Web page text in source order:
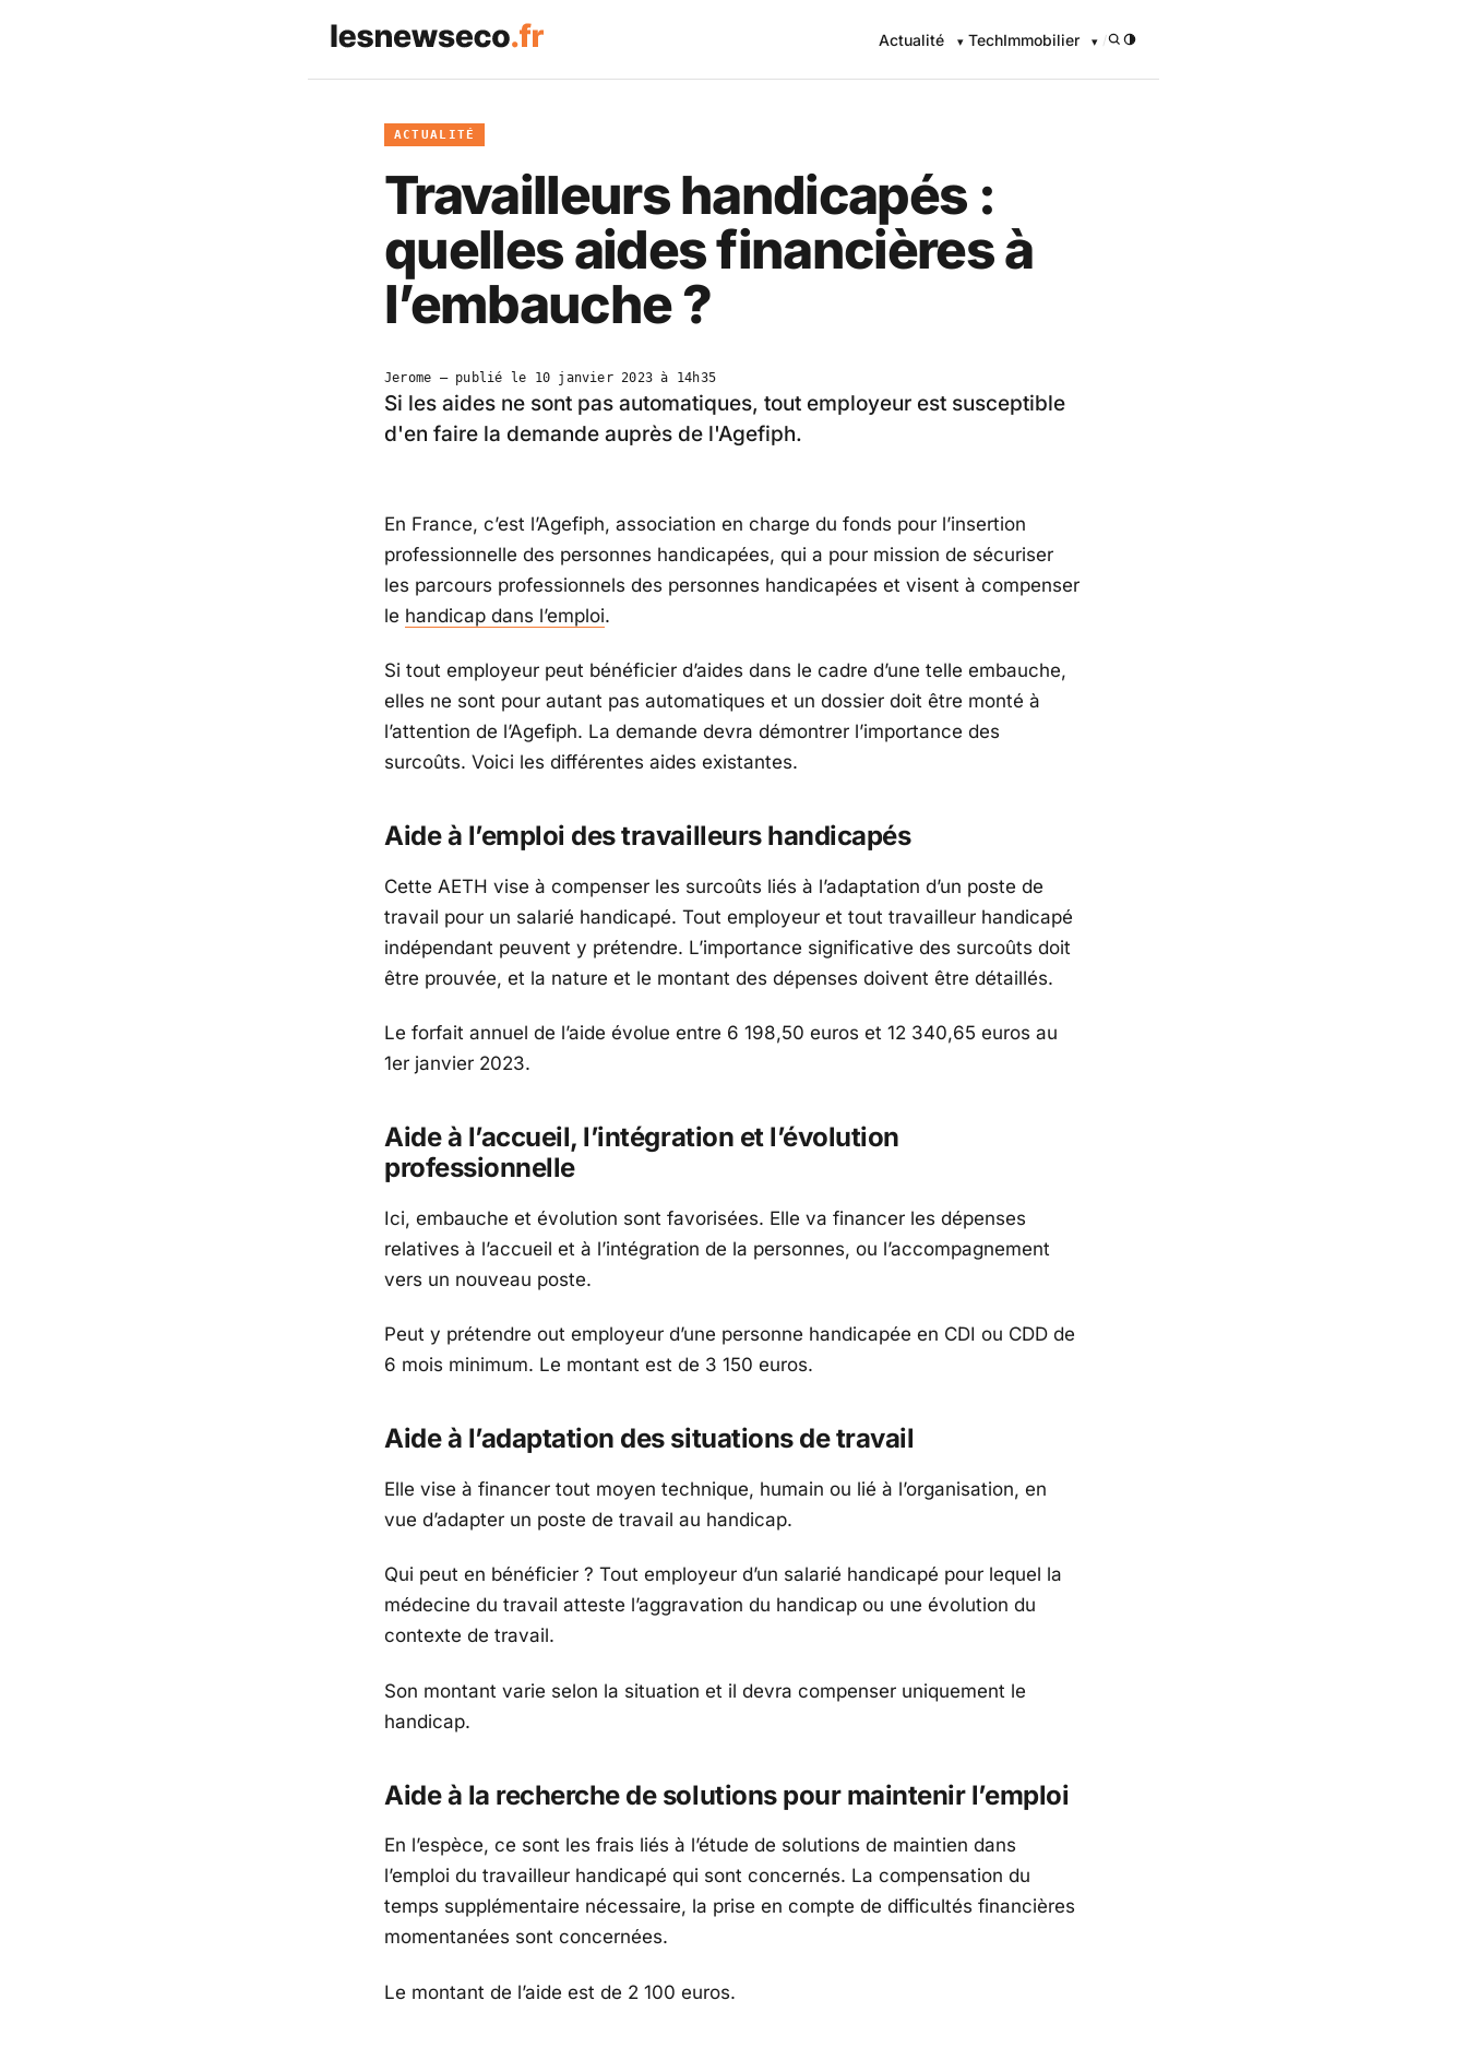
Actualité TechImmobilier /
ACTUALITÉ
Travailleurs handicapés :
quelles aides financières à
l’embauche ?
Jerome — publié le 10 janvier 2023 à 14h35
Si les aides ne sont pas automatiques, tout employeur est susceptible
d'en faire la demande auprès de l'Agefiph.
En France, c’est l’Agefiph, association en charge du fonds pour l’insertion
professionnelle des personnes handicapées, qui a pour mission de sécuriser
les parcours professionnels des personnes handicapées et visent à compenser
le handicap dans l’emploi.
Si tout employeur peut bénéficier d’aides dans le cadre d’une telle embauche,
elles ne sont pour autant pas automatiques et un dossier doit être monté à
l’attention de l’Agefiph. La demande devra démontrer l’importance des
surcoûts. Voici les différentes aides existantes.
Aide à l’emploi des travailleurs handicapés
Cette AETH vise à compenser les surcoûts liés à l’adaptation d’un poste de
travail pour un salarié handicapé. Tout employeur et tout travailleur handicapé
indépendant peuvent y prétendre. L’importance significative des surcoûts doit
être prouvée, et la nature et le montant des dépenses doivent être détaillés.
Le forfait annuel de l’aide évolue entre 6 198,50 euros et 12 340,65 euros au
1er janvier 2023.
Aide à l’accueil, l’intégration et l’évolution
professionnelle
Ici, embauche et évolution sont favorisées. Elle va financer les dépenses
relatives à l’accueil et à l’intégration de la personnes, ou l’accompagnement
vers un nouveau poste.
Peut y prétendre out employeur d’une personne handicapée en CDI ou CDD de
6 mois minimum. Le montant est de 3 150 euros.
Aide à l’adaptation des situations de travail
Elle vise à financer tout moyen technique, humain ou lié à l’organisation, en
vue d’adapter un poste de travail au handicap.
Qui peut en bénéficier ? Tout employeur d’un salarié handicapé pour lequel la
médecine du travail atteste l’aggravation du handicap ou une évolution du
contexte de travail.
Son montant varie selon la situation et il devra compenser uniquement le
handicap.
Aide à la recherche de solutions pour maintenir l’emploi
En l’espèce, ce sont les frais liés à l’étude de solutions de maintien dans
l’emploi du travailleur handicapé qui sont concernés. La compensation du
temps supplémentaire nécessaire, la prise en compte de difficultés financières
momentanées sont concernées.
Le montant de l’aide est de 2 100 euros.